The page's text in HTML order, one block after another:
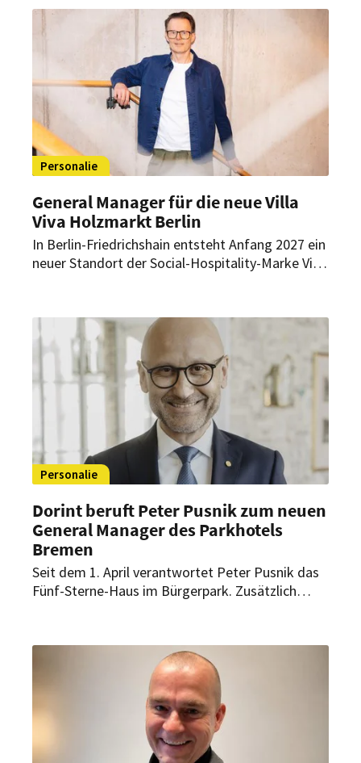
Personalie
General Manager für die neue Villa
Viva Holzmarkt Berlin
In Berlin-Friedrichshain entsteht Anfang 2027 ein
neuer Standort der Social-Hospitality-Marke Villa
Gästehauses am Holzmarkt.
Personalie
Dorint beruft Peter Pusnik zum neuen
General Manager des Parkhotels
Bremen
Seit dem 1. April verantwortet Peter Pusnik das
Fünf-Sterne-Haus im Bürgerpark. Zusätzlich